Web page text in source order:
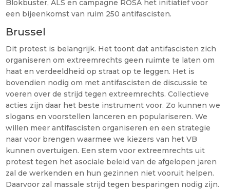
Blokbuster, ALS en campagne ROSA het initiatief voor
een bijeenkomst van ruim 250 antifascisten.
Brussel
Dit protest is belangrijk. Het toont dat antifascisten zich
organiseren om extreemrechts geen ruimte te laten om
haat en verdeeldheid op straat op te leggen. Het is
bovendien nodig om met antifascisten de discussie te
voeren over de strijd tegen extreemrechts. Collectieve
acties zijn daar het beste instrument voor. Zo kunnen we
slogans en voorstellen lanceren en populariseren. We
willen meer antifascisten organiseren en een strategie
naar voor brengen waarmee we kiezers van het VB
kunnen overtuigen. Een stem voor extreemrechts uit
protest tegen het asociale beleid van de afgelopen jaren
zal de werkenden en hun gezinnen niet vooruit helpen.
Daarvoor zal massale strijd tegen besparingen nodig zijn.